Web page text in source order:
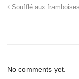
Soufflé aux
No comments yet.